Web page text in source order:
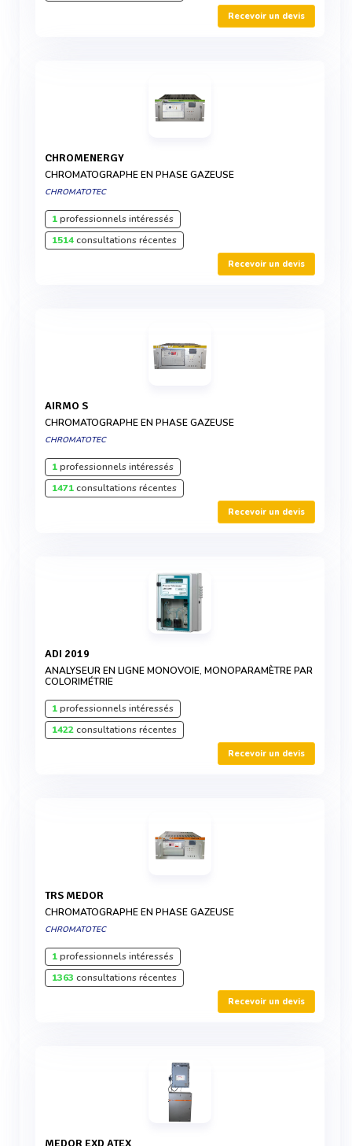
Recevoir un devis
CHROMENERGY
CHROMATOGRAPHE EN PHASE GAZEUSE
CHROMATOTEC
1professionnels intéressés
1514consultations récentes
Recevoir un devis
AIRMO S
CHROMATOGRAPHE EN PHASE GAZEUSE
CHROMATOTEC
1professionnels intéressés
1471consultations récentes
Recevoir un devis
ADI 2019
ANALYSEUR EN LIGNE MONOVOIE, MONOPARAMÈTRE PAR
COLORIMÉTRIE
1professionnels intéressés
1422consultations récentes
Recevoir un devis
TRS MEDOR
CHROMATOGRAPHE EN PHASE GAZEUSE
CHROMATOTEC
1professionnels intéressés
1363 consultations récentes
Recevoir un devis
MEDOR EXD ATEX